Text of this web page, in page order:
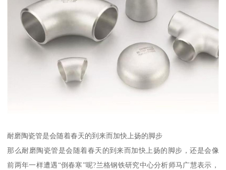
耐磨陶瓷管是会随着春天的到来而加快上扬的脚步
那么耐磨陶瓷管是会随着春天的到来而加快上扬的脚步，还是会像
前两年一样遭遇“倒春寒”呢?兰格钢铁研究中心分析师马广慧表示，